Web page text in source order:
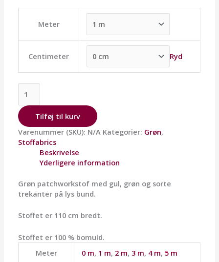
Meter
Centimeter Ryd
Tilføj til kurv
Varenummer (SKU): N/A Kategorier: Grøn,
Stoffabrics
Beskrivelse
Yderligere information
Grøn patchworkstof med gul, grøn og sorte
trekanter på lys bund.
Stoffet er 110 cm bredt.
Stoffet er 100 % bomuld.
Meter
0 m, 1 m, 2 m, 3 m, 4 m, 5 m